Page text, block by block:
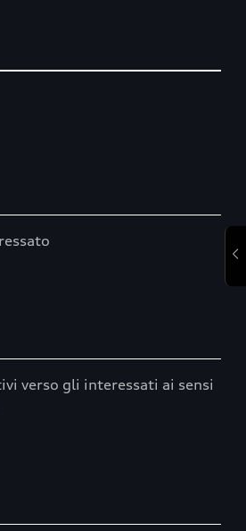
verso gli interessati ai sensi